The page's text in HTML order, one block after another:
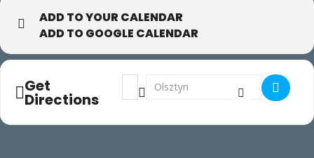
ADD TO YOUR CALENDAR
ADD TO GOOGLE CALENDAR
Get
Directions
Address - MOA []
Destination Address - MOA []